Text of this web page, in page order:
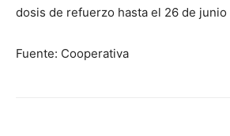
dosis de refuerzo hasta el 26 de junio
Fuente: Cooperativa